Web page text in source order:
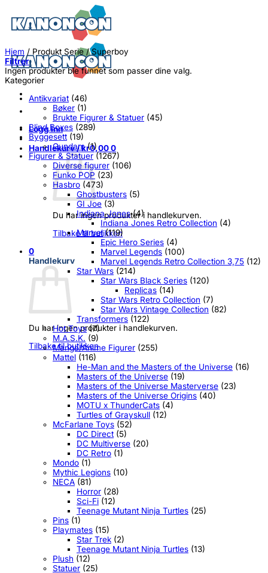
content
Logg inn
Handlekurv /kr0,000
Du har ingen produkter i handlekurven.
Tilbake til butikken
0
Handlekurv
Du har ingen produkter i handlekurven.
Tilbake til butikken
Hjem / Produkt Serie/Superboy
Filtrer
Ingen produkter ble funnet som passer dine valg.
Kategorier
Antikvariat (46)
Bøker (1)
Brukte Figurer & Statuer (45)
Blind Boxes (289)
Byggesett (19)
Gundam (1)
Figurer & Statuer (1267)
Diverse figurer (106)
Funko POP (23)
Hasbro (473)
Ghostbusters (5)
GI Joe (3)
Indiana Jones (4)
Indiana Jones Retro Collection (4)
Marvel (119)
Epic Hero Series (4)
Marvel Legends (100)
Marvel Legends Retro Collection 3,75 (12)
Star Wars (214)
Star Wars Black Series (120)
Replicas (14)
Star Wars Retro Collection (7)
Star Wars Vintage Collection (82)
Transformers (122)
Hot Toys (7)
M.A.S.K. (9)
Manga/Anime Figurer (255)
Mattel (116)
He-Man and the Masters of the Universe (16)
Masters of the Universe (19)
Masters of the Universe Masterverse (23)
Masters of the Universe Origins (40)
MOTU x ThunderCats (4)
Turtles of Grayskull (12)
McFarlane Toys (52)
DC Direct (5)
DC Multiverse (20)
DC Retro (1)
Mondo (1)
Mythic Legions (10)
NECA (81)
Horror (28)
Sci-Fi (12)
Teenage Mutant Ninja Turtles (25)
Pins (1)
Playmates (15)
Star Trek (2)
Teenage Mutant Ninja Turtles (13)
Plush (12)
Statuer (25)